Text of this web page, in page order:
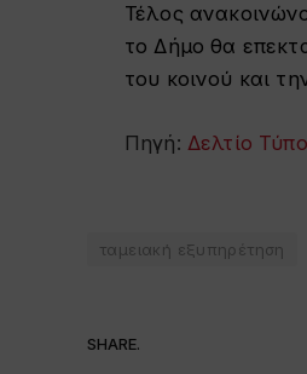
Τέλος
το Δήμο θα
του κοινού και
Πηγή: Δελτίο
ταμειακή εξυπηρέτηση
SHARE.